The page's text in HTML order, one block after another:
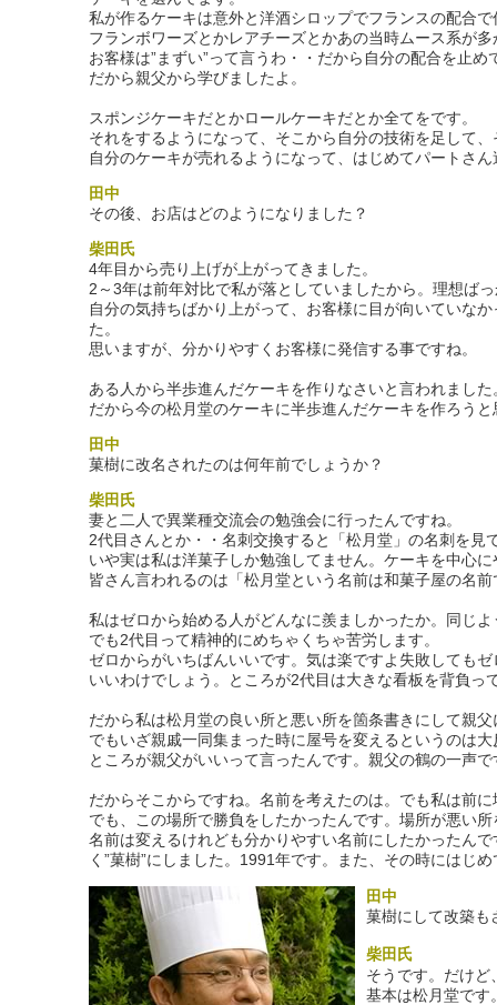
私が作るケーキは意外と洋酒シロップでフランスの配合
フランボワーズとかレアチーズとかあの当時ムース系が
お客様は”まずい”って言うわ・・だから自分の配合を止
だから親父から学びましたよ。
スポンジケーキだとかロールケーキだとか全てをです。
それをするようになって、そこから自分の技術を足して
自分のケーキが売れるようになって、はじめてパートさ
田中
その後、お店はどのようになりました？
柴田氏
4年目から売り上げが上がってきました。
2～3年は前年対比で私が落としていましたから。理想ば
自分の気持ちばかり上がって、お客様に目が向いていな
た。
思いますが、分かりやすくお客様に発信する事ですね。
ある人から半歩進んだケーキを作りなさいと言われまし
だから今の松月堂のケーキに半歩進んだケーキを作ろう
田中
菓樹に改名されたのは何年前でしょうか？
柴田氏
妻と二人で異業種交流会の勉強会に行ったんですね。
2代目さんとか・・名刺交換すると「松月堂」の名刺を
いや実は私は洋菓子しか勉強してません。ケーキを中心
皆さん言われるのは「松月堂という名前は和菓子屋の名
私はゼロから始める人がどんなに羨ましかったか。同じ
でも2代目って精神的にめちゃくちゃ苦労します。
ゼロからがいちばんいいです。気は楽ですよ失敗しても
いいわけでしょう。ところが2代目は大きな看板を背負っ
だから私は松月堂の良い所と悪い所を箇条書きにして親
でもいざ親戚一同集まった時に屋号を変えるというのは
ところが親父がいいって言ったんです。親父の鶴の一声で
だからそこからですね。名前を考えたのは。でも私は前
でも、この場所で勝負をしたかったんです。場所が悪い
名前は変えるけれども分かりやすい名前にしたかったん
く”菓樹”にしました。1991年です。また、その時にはじ
田中
菓樹にして改築も
柴田氏
そうです。だけど
基本は松月堂です